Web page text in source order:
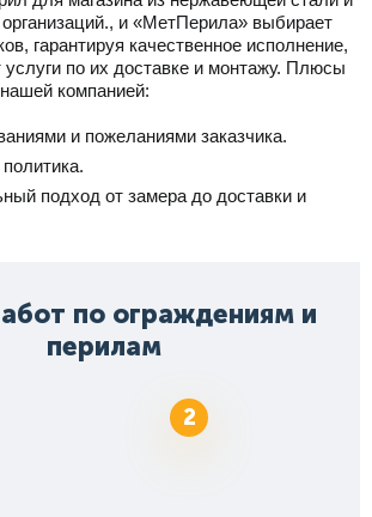
и «МетПерила» выбирает
гарантируя качественное исполнение,
услуги по их доставке и монтажу. Плюсы
компанией:
и пожеланиями заказчика.
подход от замера до доставки и
по ограждениям и
перилам
2